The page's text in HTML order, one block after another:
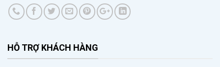
HỖ TRỢ KHÁCH HÀNG